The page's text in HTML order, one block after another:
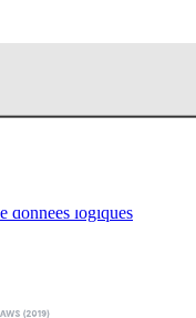
données logiques